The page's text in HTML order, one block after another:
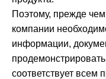
Поэтому, прежде
компании
информации,
соответствует